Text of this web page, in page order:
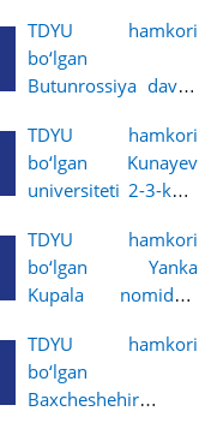
akademik mobillik
dasturini e’lon qildi
TDYU hamkori
bo‘lgan
Butunrossiya davlat
3-kurs talabalari
uchun akademik
mobillik dasturini
TDYU hamkori
bo‘lgan Kunayev
universiteti 2-3-kurs
akademik mobillik
dasturini e’lon qiladi
TDYU hamkori
bo‘lgan Yanka
Kupala nomidagi
universiteti 2-3-
bosqich talabalari
uchun akademik
TDYU hamkori
bo‘lgan
Baxcheshehir